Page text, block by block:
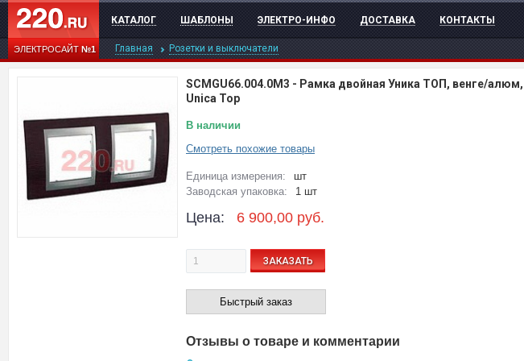
ЭЛЕКТРОСАЙТ№1
КАТАЛОГ ШАБЛОНЫ ЭЛЕКТРО-ИНФО ДОСТАВКА КОНТАКТЫ
Главная Розетки и выключатели
SCMGU66.004.0M3 - Рамка двойная Уника ТОП, венге/алюм,
Unica Top
В наличии
Смотреть похожие товары
Единица измерения:
шт
Заводская упаковка:
1 шт
Цена: 6 900,00 руб.
ЗАКАЗАТЬ
Быстрый заказ
Отзывы о товаре и комментарии